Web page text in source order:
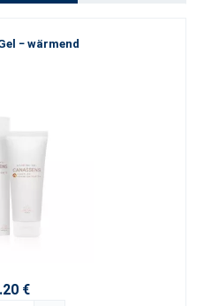
− wärmend
€